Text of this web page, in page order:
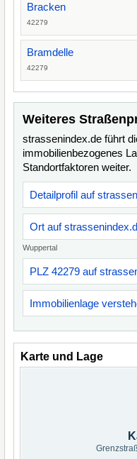
Bracken
42279
Bramdelle
42279
Weiteres
strassenindex.de führt
immobilienbezogenes
Standortfaktoren weiter.
Detailprofil auf
Ort auf
Wuppertal
PLZ 42279 auf
Immobilienlage
Karte und Lage